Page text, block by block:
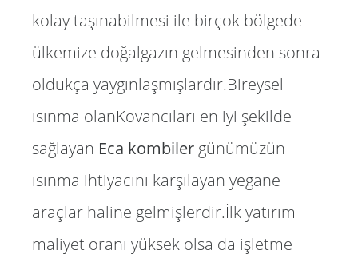
kolay taşınabilmesi ile birçok bölgede
ülkemize doğalgazın gelmesinden sonra
oldukça yaygınlaşmışlardır.Bireysel
ısınma olanKovancıları en iyi şekilde
sağlayan Eca kombiler günümüzün
ısınma ihtiyacını karşılayan yegane
araçlar haline gelmişlerdir.İlk yatırım
maliyet oranı yüksek olsa da işletme